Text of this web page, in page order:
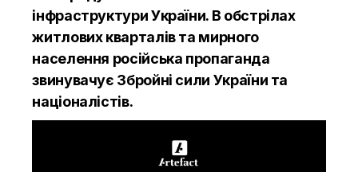
інфраструктури України. В обстрілах
житлових кварталів та мирного
населення російська пропаганда
звинувачує Збройні сили України та
націоналістів.